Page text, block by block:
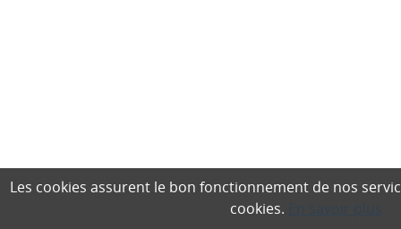
Les cookies assurent le bon fonctionnement de nos
cookies.